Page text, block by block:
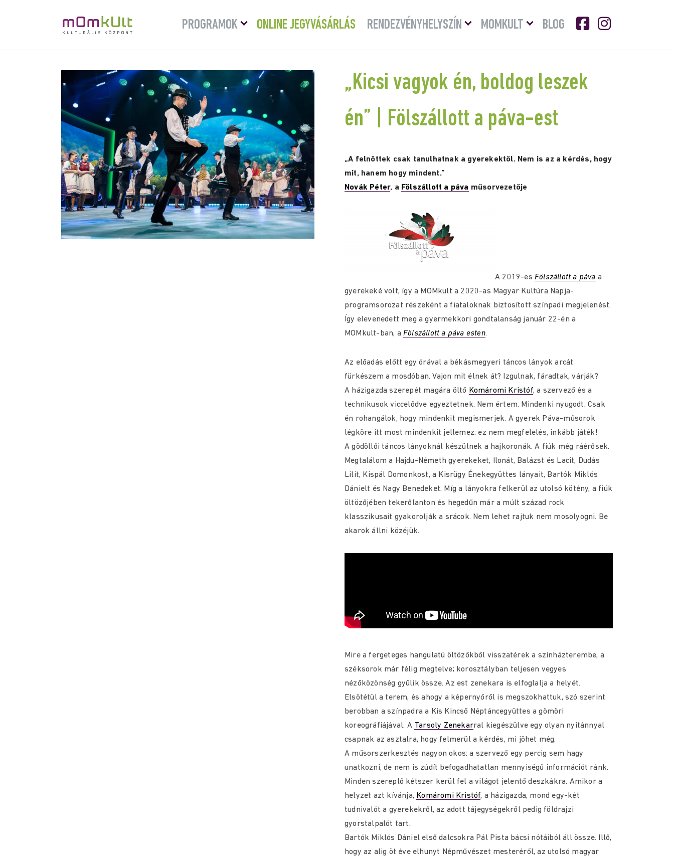
PROGRAMOK
Menü
lenyitása
ONLINE JEGYVÁSÁRLÁS RENDEZVÉNYHELYSZÍN
Menü
lenyitásaMOMKULT
Menü
lenyitása
BLOG
„Kicsi vagyok én, boldog leszek
én” | Fölszállott a páva-est
„A felnőttek csak tanulhatnak a gyerekektől. Nem is az a kérdés, hogy
mit, hanem hogy mindent.”
Novák Péter, a Fölszállott a páva műsorvezetője
A 2019-es Fölszállott a páva a
gyerekeké volt, így a MOMkult a 2020-as Magyar Kultúra Napja-
programsorozat részeként a fiataloknak biztosított színpadi megjelenést.
Így elevenedett meg a gyermekkori gondtalanság január 22-én a
MOMkult-ban, a Fölszállott a páva esten.
Az előadás előtt egy órával a békásmegyeri táncos lányok arcát
fürkészem a mosdóban. Vajon mit élnek át? Izgulnak, fáradtak, várják?
A házigazda szerepét magára öltő Komáromi Kristóf, a szervező és a
technikusok viccelődve egyeztetnek. Nem értem. Mindenki nyugodt. Csak
én rohangálok, hogy mindenkit megismerjek. A gyerek Páva-műsorok
légköre itt most mindenkit jellemez: ez nem megfelelés, inkább játék!
A gödöllői táncos lányoknál készülnek a hajkoronák. A fiúk még ráérősek.
Megtalálom a Hajdu-Németh gyerekeket, Ilonát, Balázst és Lacit, Dudás
Lilit, Kispál Domonkost, a Kisrügy Énekegyüttes lányait, Bartók Miklós
Dánielt és Nagy Benedeket. Míg a lányokra felkerül az utolsó kötény, a fiúk
öltözőjében tekerőlanton és hegedűn már a múlt század rock
klasszikusait gyakorolják a srácok. Nem lehet rajtuk nem mosolyogni. Be
akarok állni közéjük.
Mire a fergeteges hangulatú öltözőkből visszatérek a színházterembe, a
széksorok már félig megtelve; korosztályban teljesen vegyes
nézőközönség gyűlik össze. Az est zenekara is elfoglalja a helyét.
Elsötétül a terem, és ahogy a képernyőről is megszokhattuk, szó szerint
berobban a színpadra a Kis Kincső Néptáncegyüttes a gömöri
koreográfiájával. A Tarsoly Zenekarral kiegészülve egy olyan nyitánnyal
csapnak az asztalra, hogy felmerül a kérdés, mi jöhet még.
A műsorszerkesztés nagyon okos: a szervező egy percig sem hagy
unatkozni, de nem is zúdít befogadhatatlan mennyiségű információt ránk.
Minden szereplő kétszer kerül fel a világot jelentő deszkákra. Amikor a
helyzet azt kívánja, Komáromi Kristóf, a házigazda, mond egy-két
tudnivalót a gyerekekről, az adott tájegységekről pedig földrajzi
gyorstalpalót tart.
Bartók Miklós Dániel első dalcsokra Pál Pista bácsi nótáiból áll össze. Illő,
hogy az alig öt éve elhunyt Népművészet mesteréről, az utolsó magyar